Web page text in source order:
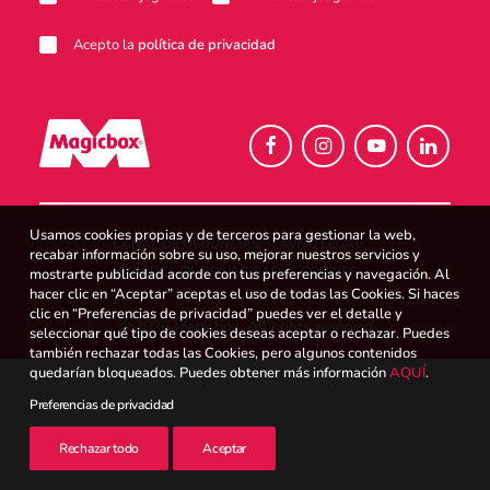
Atención al consumidor
Careers
Intranet
España
Search
Acepto la política de privacidad
© 2026 Magicbox.All rights reserved
CANAL DE DENUNCIAS
AVISO LEGAL
POLÍTICA DE PRIVACIDAD
COOKIES
Usamos cookies propias y de terceros para gestionar la web,
recabar información sobre su uso, mejorar nuestros servicios y
mostrarte publicidad acorde con tus preferencias y navegación. Al
hacer clic en “Aceptar” aceptas el uso de todas las Cookies. Si haces
clic en “Preferencias de privacidad” puedes ver el detalle y
seleccionar qué tipo de cookies deseas aceptar o rechazar. Puedes
también rechazar todas las Cookies, pero algunos contenidos
quedarían bloqueados. Puedes obtener más informaciónAQUÍ.
Preferencias de privacidad
Rechazar todo Aceptar